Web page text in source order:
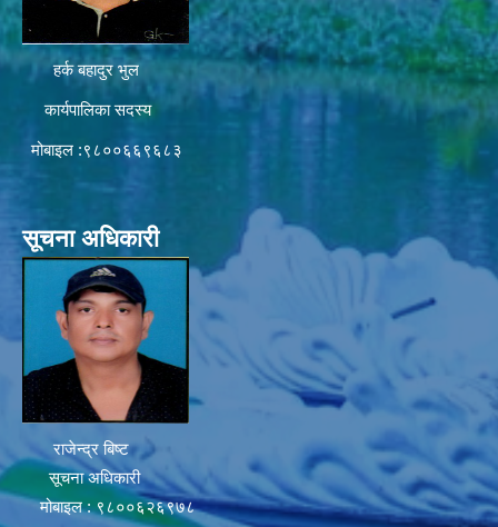
हर्क बहादुर भुल
कार्यपालिका सदस्य
मोबाइल :९८००६६९६८३
सूचना अधिकारी
राजेन्द्र बिष्ट
सूचना अधिकारी
मोबाइल : ९८००६२६९७८